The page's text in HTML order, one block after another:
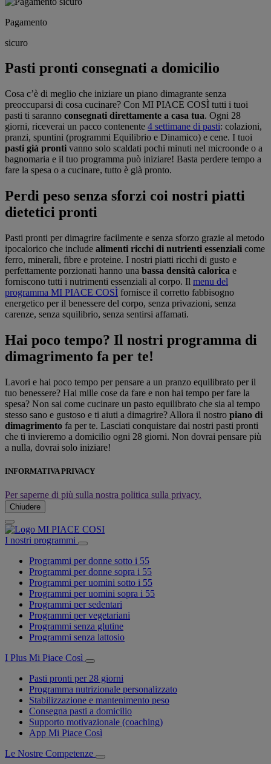
Pagamento
sicuro
Pasti pronti consegnati a domicilio
Cosa c’è di meglio che iniziare un piano dimagrante senza
preoccuparsi di cosa cucinare? Con MI PIACE COSÌ tutti i tuoi
pasti ti saranno consegnati direttamente a casa tua. Ogni 28
giorni, riceverai un pacco contenente 4 settimane di pasti: colazioni,
pranzi, spuntini (programmi Equilibrio e Dinamico) e cene. I tuoi
pasti già pronti vanno solo scaldati pochi minuti nel microonde o a
bagnomaria e il tuo programma può iniziare! Basta perdere tempo a
fare la spesa o a cucinare, tutto è già pronto.
Perdi peso senza sforzi coi nostri piatti
dietetici pronti
Pasti pronti per dimagrire facilmente e senza sforzo grazie al metodo
ipocalorico che include alimenti ricchi di nutrienti essenziali come
ferro, minerali, fibre e proteine. I nostri piatti ricchi di gusto e
perfettamente porzionati hanno una bassa densità calorica e
forniscono tutti i nutrimenti essenziali al corpo. Il menu del
programma MI PIACE COSÌ fornisce il corretto fabbisogno
energetico per il benessere del corpo, senza privazioni, senza
carenze, senza squilibrio, senza sentirsi affamati.
Hai poco tempo? Il nostri programma di
dimagrimento fa per te!
Lavori e hai poco tempo per pensare a un pranzo equilibrato per il
tuo benessere? Hai mille cose da fare e non hai tempo per fare la
spesa? Non sai come cucinare un pasto equilibrato che sia al tempo
stesso sano e gustoso e ti aiuti a dimagrire? Allora il nostro piano di
dimagrimento fa per te. Lasciati conquistare dai nostri pasti pronti
che ti invieremo a domicilio ogni 28 giorni. Non dovrai pensare più
a nulla, dovrai solo iniziare!
INFORMATIVA PRIVACY
Per saperne di più sulla nostra politica sulla privacy.
Chiudere
I nostri programmi
Programmi per donne sotto i 55
Programmi per donne sopra i 55
Programmi per uomini sotto i 55
Programmi per uomini sopra i 55
Programmi per sedentari
Programmi per vegetariani
Programmi senza glutine
Programmi senza lattosio
I Plus Mi Piace Così
Pasti pronti per 28 giorni
Programma nutrizionale personalizzato
Stabilizzazione e mantenimento peso
Consegna pasti a domicilio
Supporto motivazionale (coaching)
App Mi Piace Così
Le Nostre Competenze